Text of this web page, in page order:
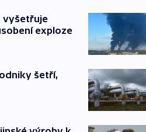
vyšetřuje
exploze
šetří,